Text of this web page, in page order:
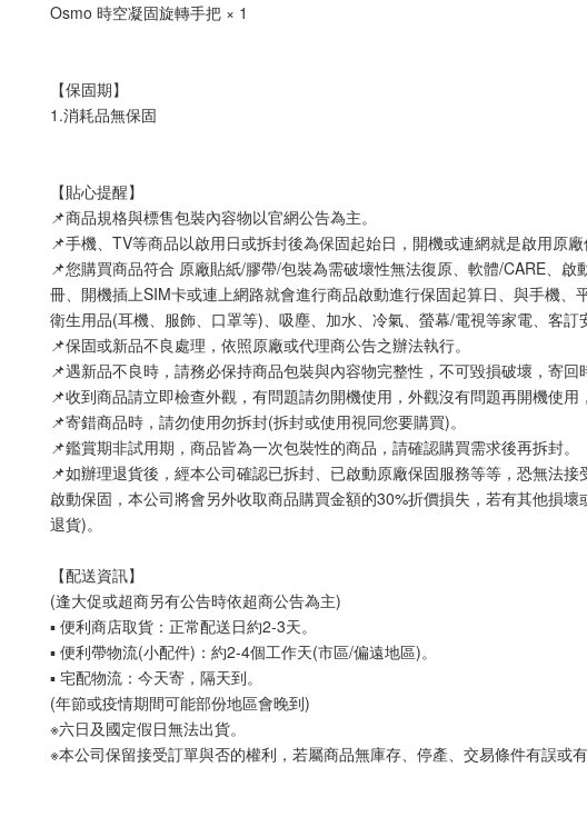
Osmo 時空凝固旋轉手把 × 1
【保固期】
1.消耗品無保固
【貼心提醒】
📌商品規格與標售包裝內容物以官網公告為主。
📌手機、TV等商品以啟用日或拆封後為保固起始日，開機或連網就是啟用原廠
📌您購買商品符合 原廠貼紙/膠帶/包裝為需破壞性無法復原、軟體/CARE、
冊、開機插上SIM卡或連上網路就會進行商品啟動進行保固起算日、與手機
衛生用品(耳機、服飾、口罩等)、吸塵、加水、冷氣、螢幕/電視等家電、客
📌保固或新品不良處理，依照原廠或代理商公告之辦法執行。
📌遇新品不良時，請務必保持商品包裝與內容物完整性，不可毀損破壞，寄回
📌收到商品請立即檢查外觀，有問題請勿開機使用，外觀沒有問題再開機使
📌寄錯商品時，請勿使用勿拆封(拆封或使用視同您要購買)。
📌鑑賞期非試用期，商品皆為一次包裝性的商品，請確認購買需求後再拆封。
📌如辦理退貨後，經本公司確認已拆封、已啟動原廠保固服務等等，恐無法
啟動保固，本公司將會另外收取商品購買金額的30%折價損失，若有其他損
退貨)。
【配送資訊】
(逢大促或超商另有公告時依超商公告為主)
▪ 便利商店取貨：正常配送日約2-3天。
▪ 便利帶物流(小配件)：約2-4個工作天(市區/偏遠地區)。
▪ 宅配物流：今天寄，隔天到。
(年節或疫情期間可能部份地區會晚到)
※六日及國定假日無法出貨。
※本公司保留接受訂單與否的權利，若屬商品無庫存、停產、交易條件有誤或